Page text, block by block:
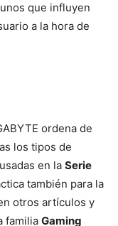
que influyen
a la hora de
ordena de
los tipos de
en la Serie
también para la
otros artículos y
familia Gaming